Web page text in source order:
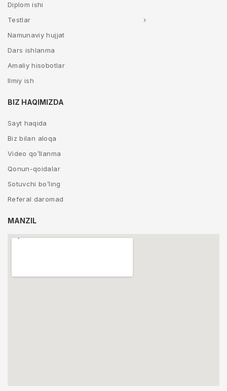
Diplom ishi
Testlar
Namunaviy hujjat
Dars ishlanma
Amaliy hisobotlar
Ilmiy ish
BIZ HAQIMIZDA
Sayt haqida
Biz bilan aloqa
Video qo’llanma
Qonun-qoidalar
Sotuvchi bo’ling
Referal daromad
MANZIL